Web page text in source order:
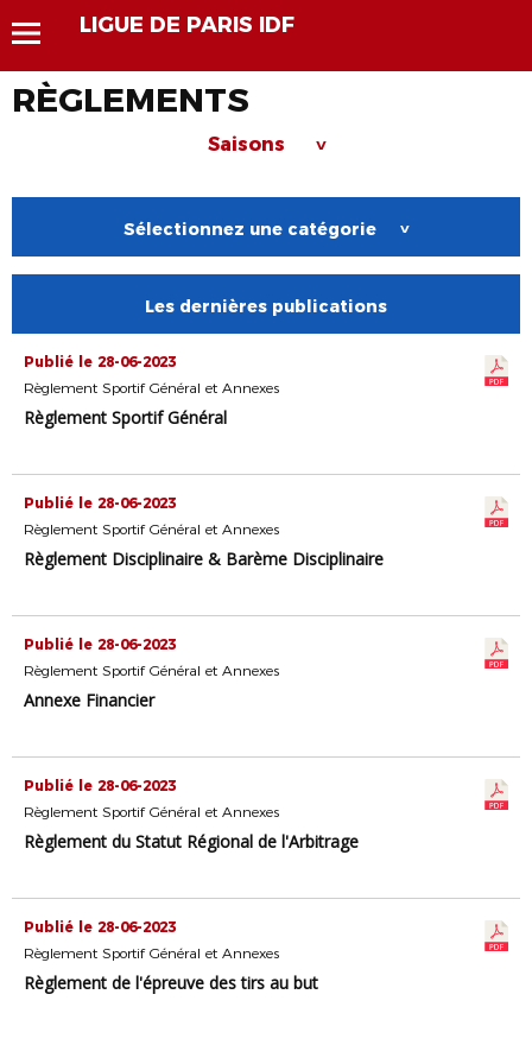
LIGUE DE PARIS IDF
RÈGLEMENTS
Saisons >
Sélectionnez une catégorie >
Les dernières publications
Publié le 28-06-2023
Règlement Sportif Général et Annexes
Règlement Sportif Général
Publié le 28-06-2023
Règlement Sportif Général et Annexes
Règlement Disciplinaire & Barème Disciplinaire
Publié le 28-06-2023
Règlement Sportif Général et Annexes
Annexe Financier
Publié le 28-06-2023
Règlement Sportif Général et Annexes
Règlement du Statut Régional de l'Arbitrage
Publié le 28-06-2023
Règlement Sportif Général et Annexes
Règlement de l'épreuve des tirs au but